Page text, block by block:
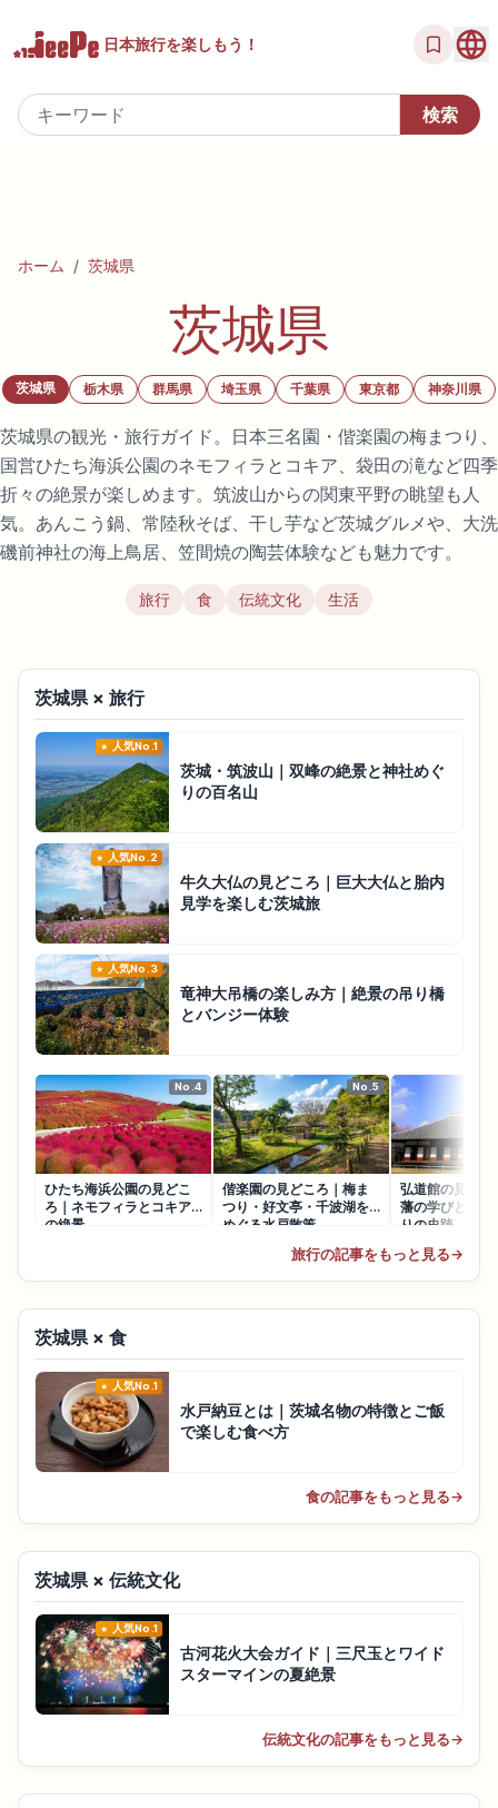
日本旅行を楽しもう！
ホーム / 茨城県
茨城県
茨城県 栃木県 群馬県 埼玉県 千葉県 東京都 神奈川県
茨城県の観光・旅行ガイド。日本三名園・偕楽園の梅まつり、
国営ひたち海浜公園のネモフィラとコキア、袋田の滝など四季
折々の絶景が楽しめます。筑波山からの関東平野の眺望も人
気。あんこう鍋、常陸秋そば、干し芋など茨城グルメや、大洗
磯前神社の海上鳥居、笠間焼の陶芸体験なども魅力です。
旅行 食 伝統文化 生活
茨城県 × 旅行
人気No.1
茨城・筑波山｜双峰の絶景と神社めぐ
りの百名山
人気No.2
牛久大仏の見どころ｜巨大大仏と胎内
見学を楽しむ茨城旅
人気No.3
竜神大吊橋の楽しみ方｜絶景の吊り橋
とバンジー体験
No.4
ひたち海浜公園の見どこ
ろ｜ネモフィラとコキア
の絶景
No.5
偕楽園の見どころ｜梅ま
つり・好文亭・千波湖を
めぐる水戸散策
弘道館の見どこ
藩の学びと徳川
りの史跡
旅行の記事をもっと見る→
茨城県 × 食
人気No.1
水戸納豆とは｜茨城名物の特徴とご飯
で楽しむ食べ方
食の記事をもっと見る→
茨城県 × 伝統文化
人気No.1
古河花火大会ガイド｜三尺玉とワイド
スターマインの夏絶景
伝統文化の記事をもっと見る→